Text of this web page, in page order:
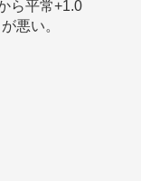
ら平常+1.0
悪い。